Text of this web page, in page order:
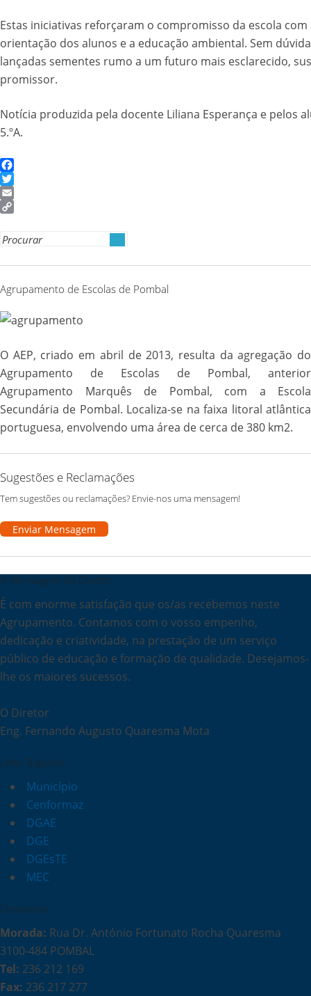
Estas iniciativas reforçaram o compromisso da escola com
orientação dos alunos e a educação ambiental. Sem
lançadas sementes rumo a um futuro mais esclarecido,
promissor.
Notícia produzida pela docente Liliana Esperança e pelos
5.ºA.
Facebook
Twitter
Email
Link
Search
Agrupamento de Escolas de Pombal
O AEP, criado em abril de 2013, resulta da agregação do
Agrupamento de Escolas de Pombal, anterior
Agrupamento Marquês de Pombal, com a Escola
Secundária de Pombal. Localiza-se na faixa litoral atlântica
portuguesa, envolvendo uma área de cerca de 380 km2.
Sugestões e Reclamações
Tem sugestões ou reclamações? Envie-nos uma mensagem!
Enviar Mensagem
A Mensagem do Diretor
É com enorme satisfação que os/as recebemos neste
Agrupamento. Contamos com o vosso empenho,
dedicação e criatividade, na prestação de um serviço
público de educação e formação de qualidade. Desejamos-
lhe os maiores sucessos.
O Diretor
Eng. Fernando Augusto Quaresma Mota
Links Rápidos
Município
Cenformaz
DGAE
DGE
DGEsTE
MEC
Contactos
Morada: Rua Dr. António Fortunato Rocha Quaresma
3100-484 POMBAL
Tel: 236 212 169
Fax: 236 217 277